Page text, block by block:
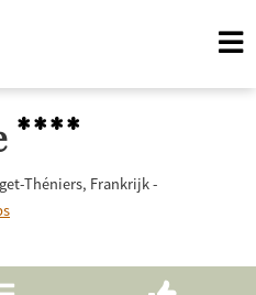
****
Théniers, Frankrijk -